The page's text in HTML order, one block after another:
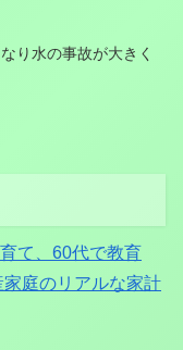
り水の事故が大きく
て、60代で教育
庭のリアルな家計